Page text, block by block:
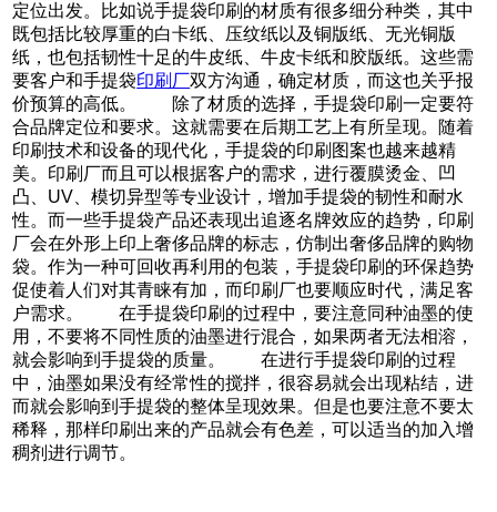
定位出发。比如说手提袋印刷的材质有很多细分种类，其中
既包括比较厚重的白卡纸、压纹纸以及铜版纸、无光铜版
纸，也包括韧性十足的牛皮纸、牛皮卡纸和胶版纸。这些需
要客户和手提袋印刷厂双方沟通，确定材质，而这也关乎报
价预算的高低。 除了材质的选择，手提袋印刷一定要符
合品牌定位和要求。这就需要在后期工艺上有所呈现。随着
印刷技术和设备的现代化，手提袋的印刷图案也越来越精
美。印刷厂而且可以根据客户的需求，进行覆膜烫金、凹
凸、UV、模切异型等专业设计，增加手提袋的韧性和耐水
性。而一些手提袋产品还表现出追逐名牌效应的趋势，印刷
厂会在外形上印上奢侈品牌的标志，仿制出奢侈品牌的购物
袋。作为一种可回收再利用的包装，手提袋印刷的环保趋势
促使着人们对其青睐有加，而印刷厂也要顺应时代，满足客
户需求。 在手提袋印刷的过程中，要注意同种油墨的使
用，不要将不同性质的油墨进行混合，如果两者无法相溶，
就会影响到手提袋的质量。 在进行手提袋印刷的过程
中，油墨如果没有经常性的搅拌，很容易就会出现粘结，进
而就会影响到手提袋的整体呈现效果。但是也要注意不要太
稀释，那样印刷出来的产品就会有色差，可以适当的加入增
稠剂进行调节。